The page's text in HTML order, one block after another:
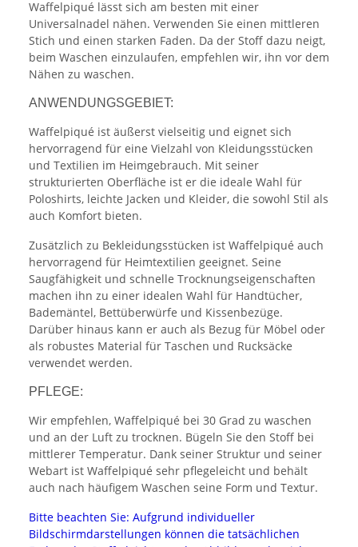
Waffelpiqué lässt sich am besten mit einer
Universalnadel nähen. Verwenden Sie einen mittleren
Stich und einen starken Faden. Da der Stoff dazu neigt,
beim Waschen einzulaufen, empfehlen wir, ihn vor dem
Nähen zu waschen.
ANWENDUNGSGEBIET:
Waffelpiqué ist äußerst vielseitig und eignet sich
hervorragend für eine Vielzahl von Kleidungsstücken
und Textilien im Heimgebrauch. Mit seiner
strukturierten Oberfläche ist er die ideale Wahl für
Poloshirts, leichte Jacken und Kleider, die sowohl Stil als
auch Komfort bieten.
Zusätzlich zu Bekleidungsstücken ist Waffelpiqué auch
hervorragend für Heimtextilien geeignet. Seine
Saugfähigkeit und schnelle Trocknungseigenschaften
machen ihn zu einer idealen Wahl für Handtücher,
Bademäntel, Bettüberwürfe und Kissenbezüge.
Darüber hinaus kann er auch als Bezug für Möbel oder
als robustes Material für Taschen und Rucksäcke
verwendet werden.
PFLEGE:
Wir empfehlen, Waffelpiqué bei 30 Grad zu waschen
und an der Luft zu trocknen. Bügeln Sie den Stoff bei
mittlerer Temperatur. Dank seiner Struktur und seiner
Webart ist Waffelpiqué sehr pflegeleicht und behält
auch nach häufigem Waschen seine Form und Textur.
Bitte beachten Sie: Aufgrund individueller
Bildschirmdarstellungen können die tatsächlichen